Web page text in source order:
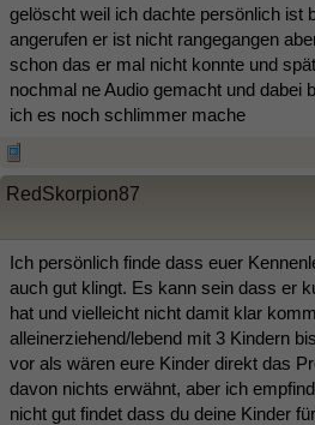
gelöscht weil ich dachte persönlich ist
angerufen er ist nicht rangegangen
schon das er mal nicht konnte und
nochmal ne Audio gemacht und dabei
ich es noch schlimmer mache
RedSkorpion87
Ich persönlich finde dass euer
auch gut klingt. Es kann sein dass er
hat und vielleicht nicht damit klar
alleinerziehend/lebend mit 3 Kindern
vor als wären eure Kinder direkt das
davon nichts erwähnt, aber ich
nicht gut findet dass du deine Kinder